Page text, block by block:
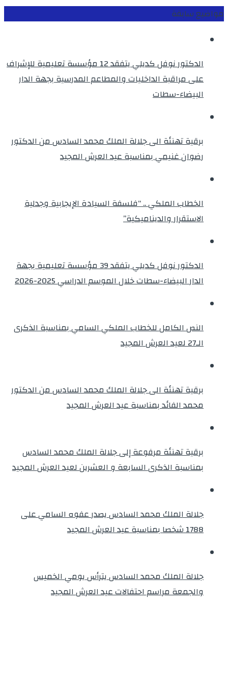
مواضيع سابقة
الدكتور نوفل كديلي يتفقد 12 مؤسسة تعليمية للإشراف
على مراقبة الداخليات والمطاعم المدرسية بجهة الدار
البيضاء-سطات
برقية تهنئة الى جلالة الملك محمد السادس من الدكتور
رضوان غنيمي بمناسبة عيد العرش المجيد
الخطاب الملكي .. “فلسفة السيادة الإيجابية وجدلية
الاستقرار والديناميكية”
الدكتور نوفل كديلي يتفقد 39 مؤسسة تعليمية بجهة
الدار البيضاء-سطات خلال الموسم الدراسي 2025-2026
النص الكامل للخطاب الملكي السامي بمناسبة الذكرى
الـ27 لعيد العرش المجيد
برقية تهنئة الى جلالة الملك محمد السادس من الدكتور
محمد الفائد بمناسبة عيد العرش المجيد
برقية تهنئة مرفوعة إلى جلالة الملك محمد السادس
بمناسبة الذكرى السابعة و العشرين لعيد العرش المجيد
جلالة الملك محمد السادس يصدر عفوه السامي على
1788 شخصا بمناسبة عيد العرش المجيد
جلالة الملك محمد السادس يترأس يومي الخميس
والجمعة مراسم احتفالات عيد العرش المجيد